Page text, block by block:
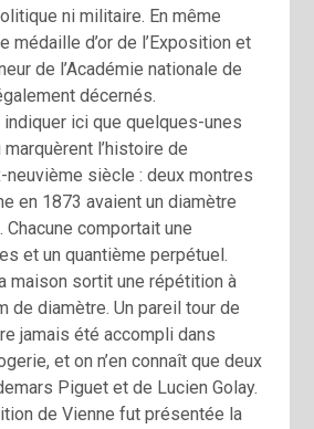
ni militaire. En même
médaille d’or de l’Exposition et
de l’Académie nationale de
décernés.
indiquer ici que quelques-unes
l’histoire de
neuvième siècle : deux montres
en 1873 avaient un diamètre
Chacune comportait une
et un quantième perpétuel.
maison sortit une répétition à
de diamètre. Un pareil tour de
jamais été accompli dans
et on n’en connaît que deux
Piguet et de Lucien Golay.
de Vienne fut présentée la